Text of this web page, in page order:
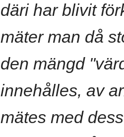
däri har blivit
mäter man då
den mängd
innehålles, av
mätes med